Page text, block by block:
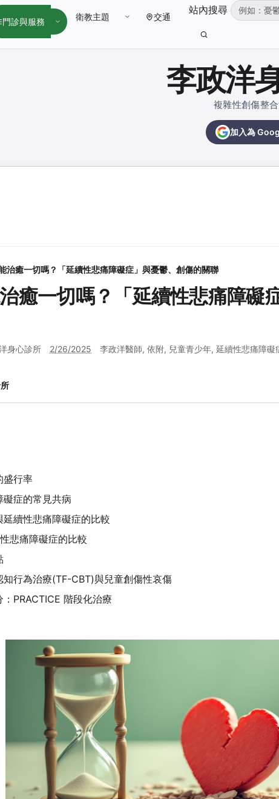
門診與服務 衛教主題 交通
站內搜尋 （可輸入
李政洋
複雜性創傷整合
加入為
治癒一切嗎？「延續性悲痛障礙症」與憂鬱、創傷的關聯
癒一切嗎？「延續性悲痛障礙
身心診所 2/26/2025 李政洋醫師, 依附, 兒童青少年, 延續性悲痛障礙
盛行率
礙症的常見共病
延續性悲痛障礙症的比較
悲痛障礙症的比較
知行為治療(TF-CBT)與兒童創傷性哀傷
PRACTICE 階段化治療